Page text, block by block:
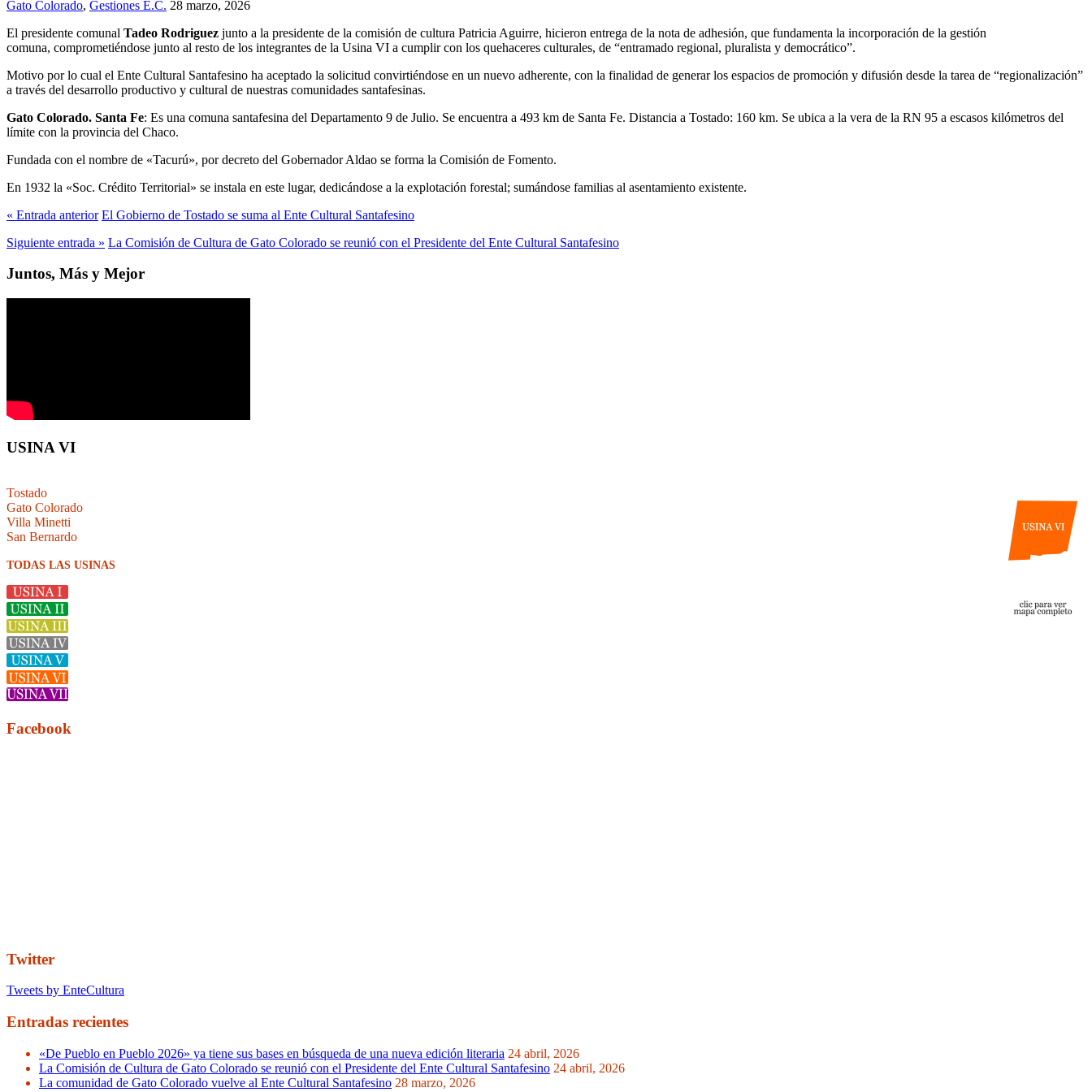
Gato Colorado, Gestiones E.C. 28 marzo, 2026
El presidente comunal Tadeo Rodriguez junto a la presidente de la comisión de cultura Patricia Aguirre, hicieron entrega de la nota de adhesión, que fundamenta la incorporación de la gestión
comuna, comprometiéndose junto al resto de los integrantes de la Usina VI a cumplir con los quehaceres culturales, de “entramado regional, pluralista y democrático”.
Motivo por lo cual el Ente Cultural Santafesino ha aceptado la solicitud convirtiéndose en un nuevo adherente, con la finalidad de generar los espacios de promoción y difusión desde la tarea de “regionalización”
a través del desarrollo productivo y cultural de nuestras comunidades santafesinas.
Gato Colorado. Santa Fe: Es una comuna santafesina del Departamento 9 de Julio. Se encuentra a 493 km de Santa Fe. Distancia a Tostado: 160 km. Se ubica a la vera de la RN 95 a escasos kilómetros del
límite con la provincia del Chaco.
Fundada con el nombre de «Tacurú», por decreto del Gobernador Aldao se forma la Comisión de Fomento.
En 1932 la «Soc. Crédito Territorial» se instala en este lugar, dedicándose a la explotación forestal; sumándose familias al asentamiento existente.
« Entrada anterior El Gobierno de Tostado se suma al Ente Cultural Santafesino
Siguiente entrada » La Comisión de Cultura de Gato Colorado se reunió con el Presidente del Ente Cultural Santafesino
Juntos, Más y Mejor
USINA VI
Tostado
Gato Colorado
Villa Minetti
San Bernardo
TODAS LAS USINAS
Facebook
Twitter
Tweets by EnteCultura
Entradas recientes
«De Pueblo en Pueblo 2026» ya tiene sus bases en búsqueda de una nueva edición literaria 24 abril, 2026
La Comisión de Cultura de Gato Colorado se reunió con el Presidente del Ente Cultural Santafesino 24 abril, 2026
La comunidad de Gato Colorado vuelve al Ente Cultural Santafesino 28 marzo, 2026